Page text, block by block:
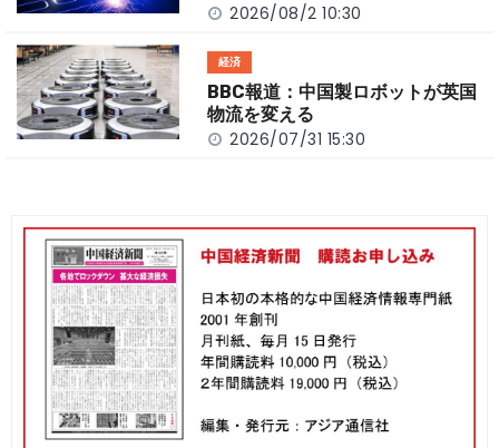
2026/08/2 10:30
経済
BBC報道：中国製ロボットが英国
物流を変える
2026/07/31 15:30